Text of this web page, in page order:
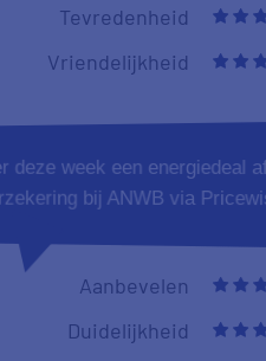
Tevredenheid
Vriendelijkheid
deze week een energiedeal
bij ANWB via
Aanbevelen
Duidelijkheid